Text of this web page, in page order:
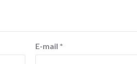
E-mail *